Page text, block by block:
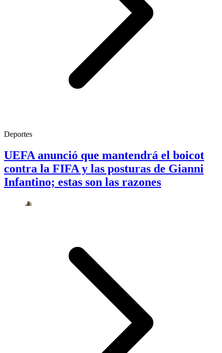
Deportes
UEFA anunció que mantendrá el boicot
contra la FIFA y las posturas de Gianni
Infantino; estas son las razones